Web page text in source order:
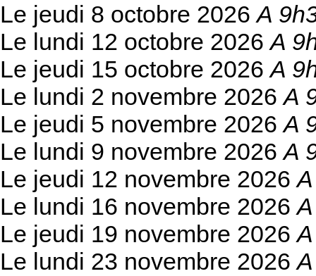
Le jeudi 8 octobre 2026A
Le lundi 12 octobre 2026A
Le jeudi 15 octobre 2026A
Le lundi 2 novembre 2026A
Le jeudi 5 novembre 2026A
Le lundi 9 novembre 2026A
Le jeudi 12 novembre 2026
Le lundi 16 novembre 2026
Le jeudi 19 novembre 2026
Le lundi 23 novembre 2026